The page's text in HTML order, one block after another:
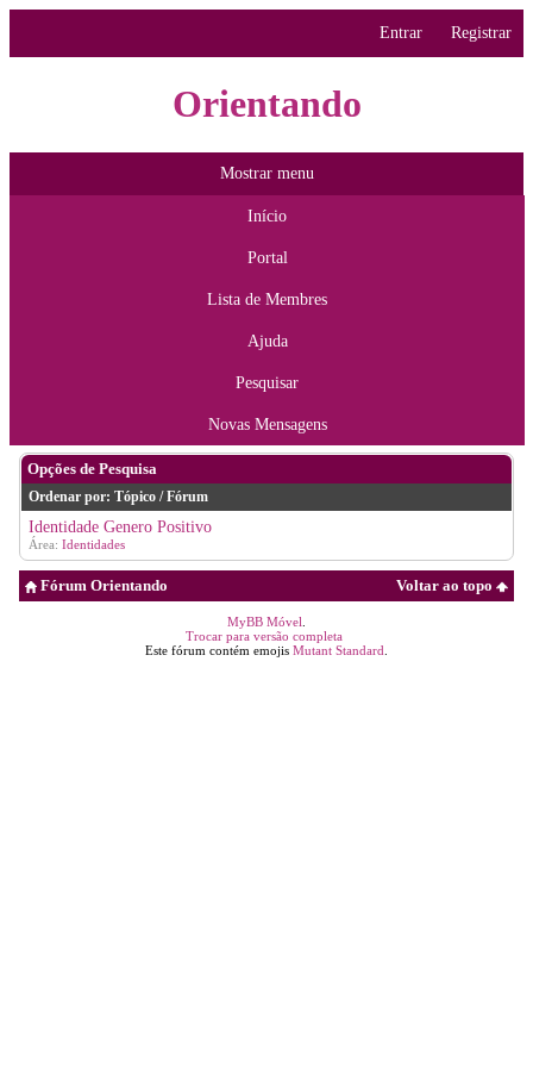
Entrar Registrar
Orientando
Mostrar menu
Início
Portal
Lista de Membres
Ajuda
Pesquisar
Novas Mensagens
Opções de Pesquisa
Ordenar por: Tópico /Fórum
Identidade Genero Positivo
Área: Identidades
Voltar ao topo
Fórum Orientando
MyBB Móvel
Trocar para versão completa
Este fórum contém emojis Mutant Standard